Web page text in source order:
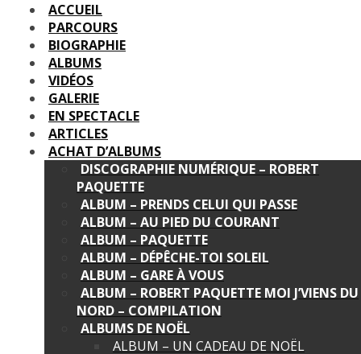
ACCUEIL
PARCOURS
BIOGRAPHIE
ALBUMS
VIDÉOS
GALERIE
EN SPECTACLE
ARTICLES
ACHAT D’ALBUMS
DISCOGRAPHIE NUMÉRIQUE – ROBERT
PAQUETTE
ALBUM – PRENDS CELUI QUI PASSE
ALBUM – AU PIED DU COURANT
ALBUM – PAQUETTE
ALBUM – DÉPÊCHE-TOI SOLEIL
ALBUM – GARE À VOUS
ALBUM – ROBERT PAQUETTE MOI J’VIENS DU
NORD – COMPILATION
ALBUMS DE NOËL
ALBUM – UN CADEAU DE NOËL